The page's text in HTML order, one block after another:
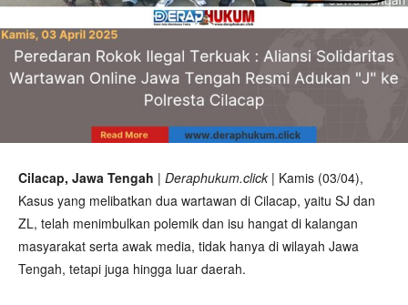
Cilacap, Jawa Tengah | Deraphukum.click | Kamis (03/04),
Kasus yang melibatkan dua wartawan di Cilacap, yaitu SJ dan
ZL, telah menimbulkan polemik dan isu hangat di kalangan
masyarakat serta awak media, tidak hanya di wilayah Jawa
Tengah, tetapi juga hingga luar daerah.